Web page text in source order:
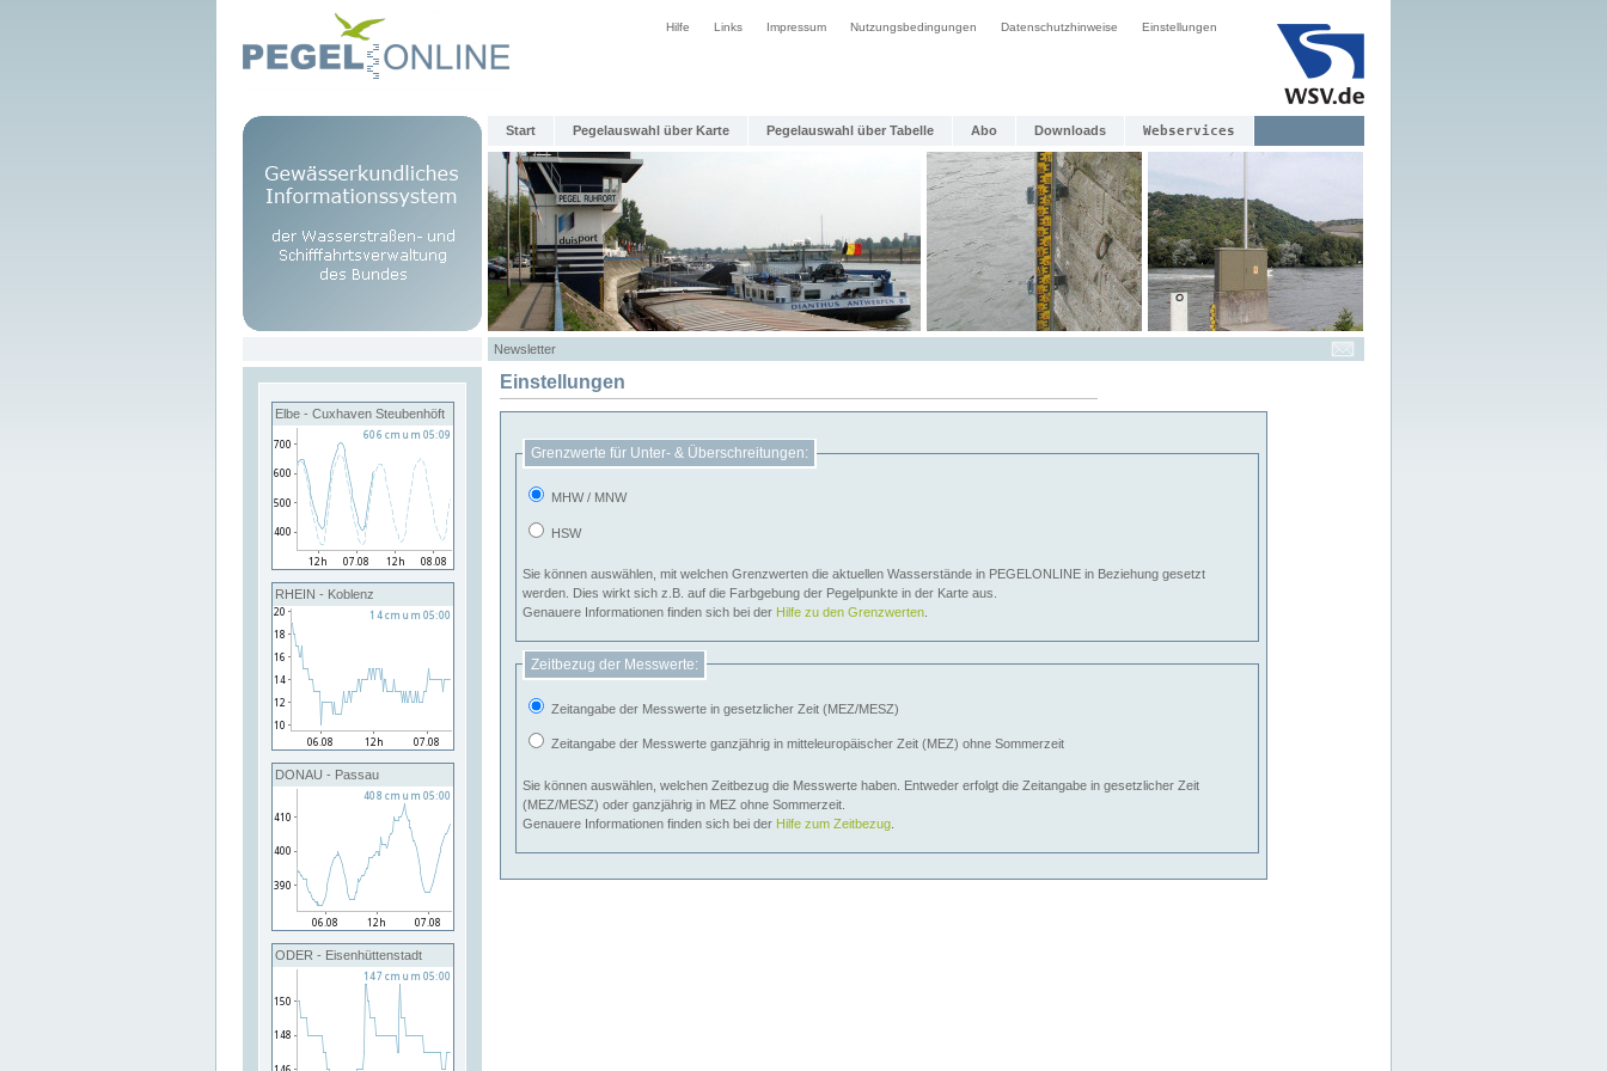
Hilfe Links Impressum Nutzungsbedingungen Datenschutzhinweise Einstellungen
Start Pegelauswahl über Karte Pegelauswahl über Tabelle Abo Downloads Webservices
Newsletter
Elbe - Cuxhaven Steubenhöft
RHEIN - Koblenz
DONAU - Passau
ODER - Eisenhüttenstadt
Einstellungen
Grenzwerte für Unter- & Überschreitungen:
MHW / MNW
HSW
Sie können auswählen, mit welchen Grenzwerten die aktuellen Wasserstände in PEGELONLINE in Beziehung gesetzt
werden. Dies wirkt sich z.B. auf die Farbgebung der Pegelpunkte in der Karte aus.
Genauere Informationen finden sich bei der Hilfe zu den Grenzwerten
Zeitbezug der Messwerte:
Zeitangabe der Messwerte in gesetzlicher Zeit (MEZ/MESZ)
Zeitangabe der Messwerte ganzjährig in mitteleuropäischer Zeit (MEZ) ohne Sommerzeit
Sie können auswählen, welchen Zeitbezug die Messwerte haben. Entweder erfolgt die Zeitangabe in gesetzlicher Zeit
(MEZ/MESZ) oder ganzjährig in MEZ ohne Sommerzeit.
Genauere Informationen finden sich bei der Hilfe zum Zeitbezug